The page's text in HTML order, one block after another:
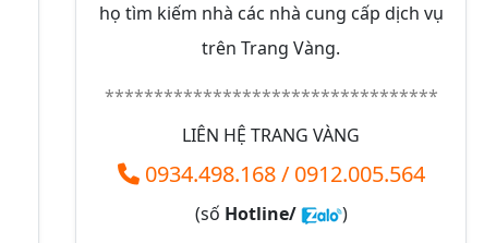
họ tìm kiếm nhà các nhà cung cấp dịch vụ
trên Trang Vàng.
**********************************
LIÊN HỆ TRANG VÀNG
0934.498.168/ 0912.005.564
(số Hotline/ )